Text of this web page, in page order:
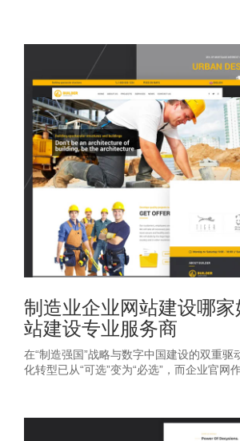
制造业企业网站建设哪家
站建设专业服务商
在“制造强国”战略与数字中国建设的双重驱
化转型已从“可选”变为“必选”，而企业官网